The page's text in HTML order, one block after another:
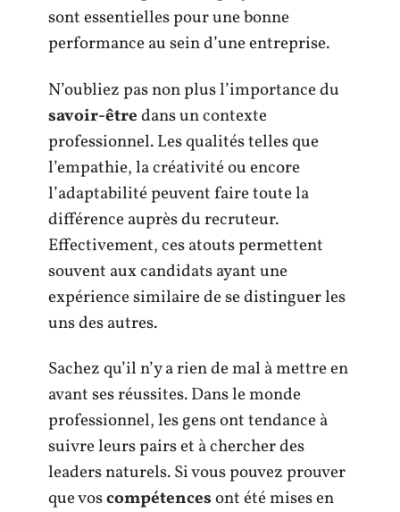
sont essentielles pour une bonne
performance au sein d’une entreprise.
N’oubliez pas non plus l’importance du
savoir-êtredans un contexte
professionnel. Les qualités telles que
l’empathie, la créativité ou encore
l’adaptabilité peuvent faire toute la
différence auprès du recruteur.
Effectivement, ces atouts permettent
souvent aux candidats ayant une
expérience similaire de se distinguer les
uns des autres.
Sachez qu’il n’y a rien de mal à mettre en
avant ses réussites. Dans le monde
professionnel, les gens ont tendance à
suivre leurs pairs et à chercher des
leaders naturels. Si vous pouvez prouver
que voscompétencesont été mises en